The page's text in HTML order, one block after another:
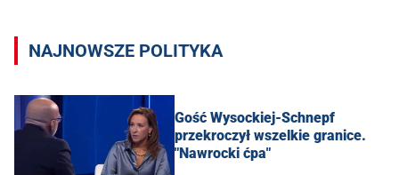
NAJNOWSZE POLITYKA
Gość Wysockiej-Schnepf
przekroczył wszelkie granice.
"Nawrocki ćpa"